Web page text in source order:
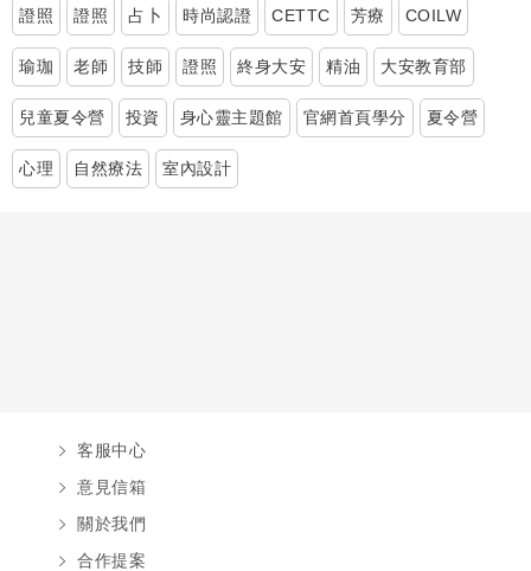
證照 證照 占卜 時尚認證 CETTC 芳療 COILW
瑜珈 老師 技師 證照 終身大安 精油 大安教育部
兒童夏令營 投資 身心靈主題館 官網首頁學分 夏令營
心理 自然療法 室內設計
客服中心
意見信箱
關於我們
合作提案